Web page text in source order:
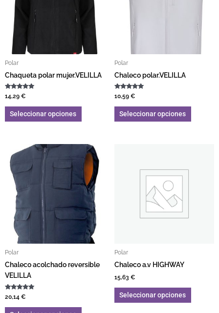
Polar
Chaqueta polar mujer.VELILLA
Valorado con
5.00
de 5
14,29 €
Seleccionar opciones
Polar
Chaleco polar.VELILLA
Valorado con
5.00
de 5
10,59 €
Seleccionar opciones
Polar
Chaleco acolchado reversible
VELILLA
Valorado con
5.00
de 5
20,14 €
Este producto tiene múltiples variantes.
Polar
Chaleco a.v HIGHWAY
15,63 €
Seleccionar opciones